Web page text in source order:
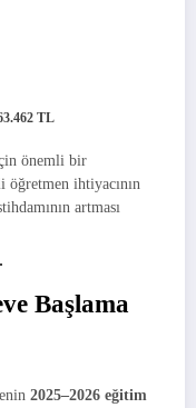
TL
önemli bir
öğretmen ihtiyacının
artması
Başlama
2025–2026 eğitim